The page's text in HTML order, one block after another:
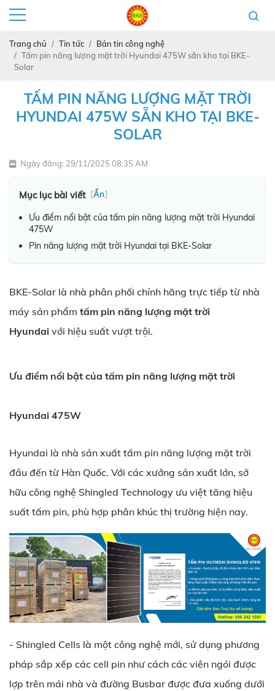
Trang chủ Tin tức
Bản tin công nghệ
Tấm pin năng lượng mặt trời Hyundai 475W sẵn kho tại BKE-
Solar
TẤM PIN NĂNG LƯỢNG MẶT TRỜI
HYUNDAI 475W SẴN KHO TẠI BKE-
SOLAR
Ngày đăng: 29/11/2025 08:35 AM
Mục lục bài viết [Ẩn]
Ưu điểm nổi bật của tấm pin năng lượng mặt trời Hyundai
475W
Pin năng lượng mặt trời Hyundai tại BKE-Solar
BKE-Solar là nhà phân phối chính hãng trực tiếp từ nhà
máy sản phẩm tấm pin năng lượng mặt trời
Hyundai với hiệu suất vượt trội.
Ưu điểm nổi bật của tấm pin năng lượng mặt trời
Hyundai 475W
Hyundai là nhà sản xuất tấm pin năng lượng mặt trời
đầu đến từ Hàn Quốc. Với các xưởng sản xuất lớn, sở
hữu công nghệ Shingled Technology ưu việt tăng hiệu
suất tấm pin, phù hợp phân khúc thị trường hiện nay.
- Shingled Cells là một công nghệ mới, sử dụng phương
pháp sắp xếp các cell pin như cách các viên ngói được
lợp trên mái nhà và đường Busbar được đưa xuống dưới